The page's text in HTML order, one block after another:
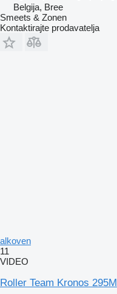
Belgija, Bree
Smeets & Zonen
Kontaktirajte prodavatelja
alkoven
11
VIDEO
Roller Team Kronos 295M